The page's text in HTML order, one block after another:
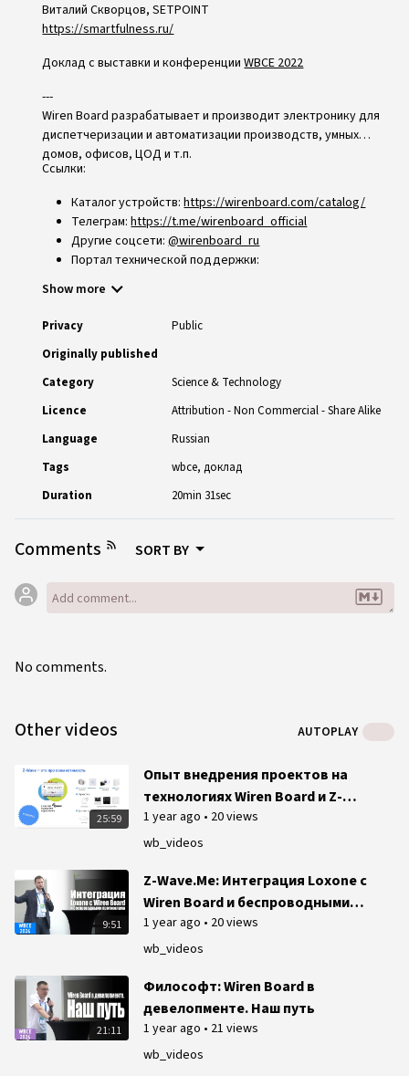
Виталий Скворцов, SETPOINT
https://smartfulness.ru/
Доклад с выставки и конференцииWBCE 2022
---
Wiren Board разрабатывает и производит электронику для
диспетчеризации и автоматизации производств, умных
домов, офисов, ЦОД и т.п.
Ссылки:
Каталог устройств:https://wirenboard.com/catalog/
Телеграм:https://t.me/wirenboard_official
Другие соцсети:@wirenboard_ru
Портал технической поддержки:
Show more
Privacy
Public
Originally published
Category
Science & Technology
Licence
Attribution - Non Commercial - Share Alike
Language
Russian
Tags
wbce доклад
Duration
20min 31sec
Comments SORT BY
No comments.
Other videos AUTOPLAY
25:59
wb_videos
Опыт внедрения проектов на
технологиях Wiren Board и Z-
Wave
1 year ago • 20 views
9:51
wb_videos
Z-Wave.Me: Интеграция Loxone с
Wiren Board и беспроводными
протоколами
1 year ago • 20 views
21:11
wb_videos
Философт: Wiren Board в
девелопменте. Наш путь
1 year ago • 21 views